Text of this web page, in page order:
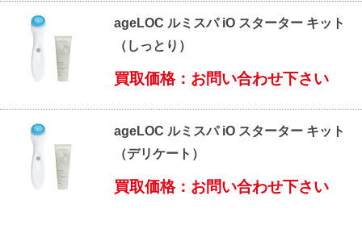
ageLOC ルミスパ iO スターター キット
（しっとり）
買取価格：お問い合わせ下さい
ageLOC ルミスパ iO スターター キット
（デリケート）
買取価格：お問い合わせ下さい